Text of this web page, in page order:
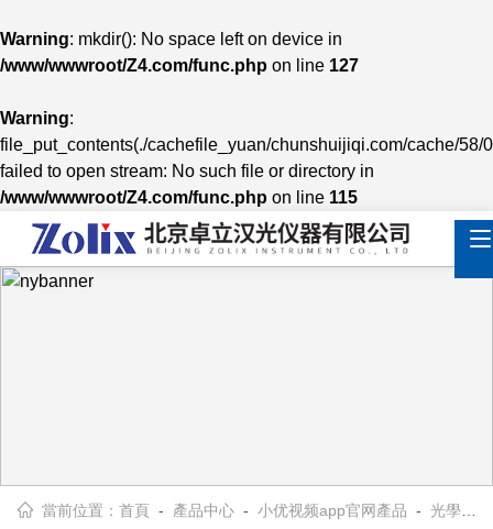
Warning: mkdir(): No space left on device in
/www/wwwroot/Z4.com/func.php on line 127
Warning:
file_put_contents(./cachefile_yuan/chunshuijiqi.com/cache/58/
failed to open stream: No such file or directory in
/www/wwwroot/Z4.com/func.php on line 115
當前位置：首頁 - 產品中心 -小优视频app官网產品 -光學調整架